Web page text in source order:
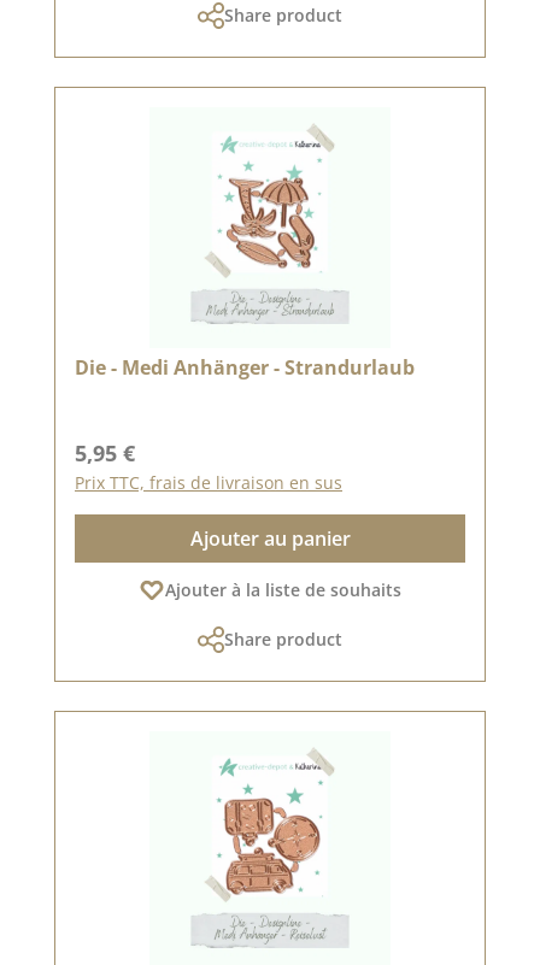
Share product
Die - Medi Anhänger - Strandurlaub
Prix régulier :
5,95 €
Prix TTC, frais de livraison en sus
Ajouter au panier
Ajouter à la liste de souhaits
Share product